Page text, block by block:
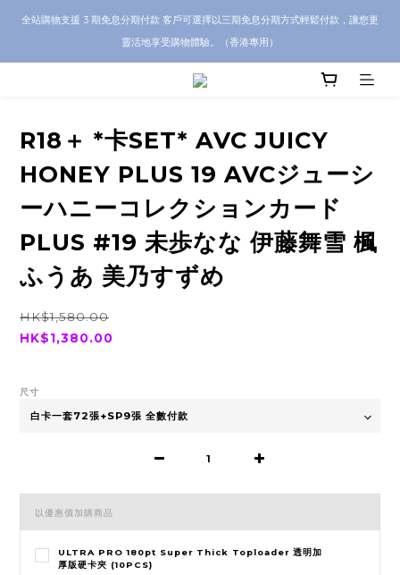
CRA5Y SHOP 全店 100% 正品保證｜支持香港本地 + 海外寄送｜💬 有任何問題？歡
迎 WhatsApp 聯絡我們查詢代購服務
全站購物支援 3 期免息分期付款 客戶可選擇以三期免息分期方式輕鬆付款，讓您更
靈活地享受購物體驗。（香港專用）
CRA5Y SHOP 全店 100% 正品保證｜支持香港本地 + 海外寄送｜💬 有任何問題？歡
R18＋ *卡SET* AVC JUICY
HONEY PLUS 19 AVCジューシ
ーハニーコレクションカード
PLUS #19 未歩なな 伊藤舞雪 楓
ふうあ 美乃すずめ
HK$1,580.00
HK$1,380.00
尺寸
以優惠價加購商品
ULTRA PRO 180pt Super Thick Toploader 透明加
厚版硬卡夾 (10PCS)